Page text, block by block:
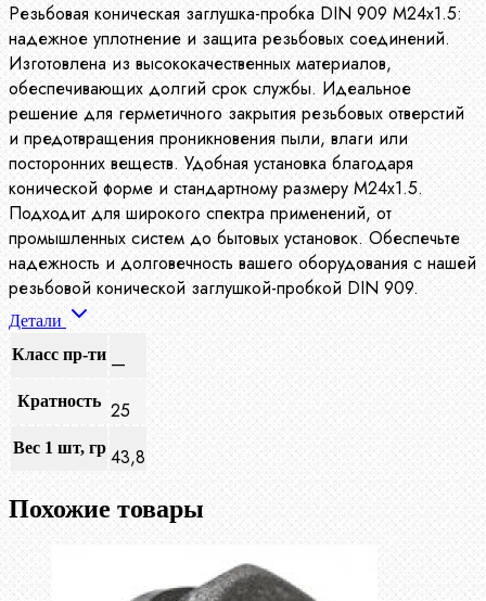
Резьбовая коническая заглушка-пробка DIN 909 М24х1.5:
надежное уплотнение и защита резьбовых соединений.
Изготовлена из высококачественных материалов,
обеспечивающих долгий срок службы. Идеальное
решение для герметичного закрытия резьбовых отверстий
и предотвращения проникновения пыли, влаги или
посторонних веществ. Удобная установка благодаря
конической форме и стандартному размеру М24х1.5.
Подходит для широкого спектра применений, от
промышленных систем до бытовых установок. Обеспечьте
надежность и долговечность вашего оборудования с нашей
резьбовой конической заглушкой-пробкой DIN 909.
Детали
Класс пр-ти —
Кратность 25
Вес 1 шт, гр 43,8
Похожие товары